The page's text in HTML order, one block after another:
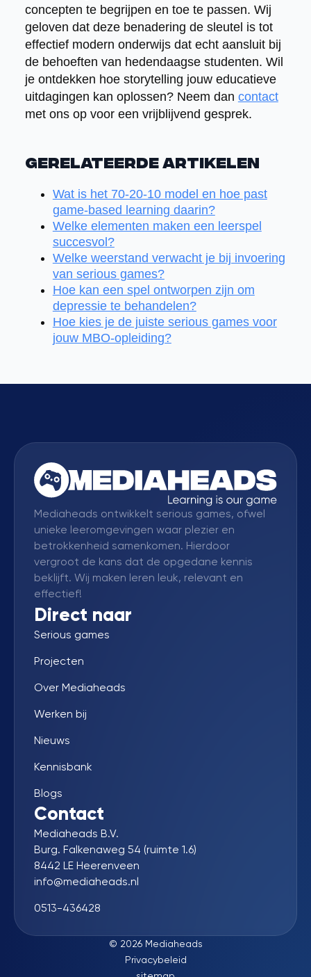
concepten te begrijpen en toe te passen. Wij
geloven dat deze benadering de sleutel is tot
effectief modern onderwijs dat echt aansluit bij
de behoeften van hedendaagse studenten. Wil
je ontdekken hoe storytelling jouw educatieve
uitdagingen kan oplossen? Neem dan contact
met ons op voor een vrijblijvend gesprek.
Gerelateerde artikelen
Wat is het 70-20-10 model en hoe past
game-based learning daarin?
Welke elementen maken een leerspel
succesvol?
Welke weerstand verwacht je bij invoering
van serious games?
Hoe kan een spel ontworpen zijn om
depressie te behandelen?
Hoe kies je de juiste serious games voor
jouw MBO-opleiding?
Mediaheads ontwikkelt serious games, ofwel
unieke leeromgevingen waar plezier en
betrokkenheid samenkomen. Hierdoor
vergroot de kans dat de opgedane kennis
beklijft. Wij maken leren leuk, relevant en
effectief!
Direct naar
Serious games
Projecten
Over Mediaheads
Werken bij
Nieuws
Kennisbank
Blogs
Contact
Mediaheads B.V.
Burg. Falkenaweg 54 (ruimte 1.6)
8442 LE Heerenveen
info@mediaheads.nl
0513-436428
© 2026 Mediaheads
Privacybeleid